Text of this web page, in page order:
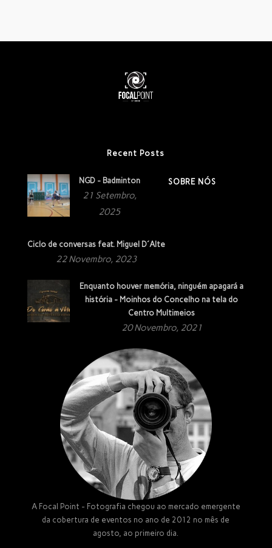
Recent Posts
NGD - Badminton
21 Setembro,
2025
Ciclo de conversas feat. Miguel D´Alte
22 Novembro, 2023
Enquanto houver memória, ninguém apagará a
história - Moinhos do Concelho na tela do
Centro Multimeios
20 Novembro, 2021
SOBRE NÓS
A Focal Point - Fotografia chegou ao mercado emergente
da cobertura de eventos no ano de 2012 no mês de
agosto, ao primeiro dia.